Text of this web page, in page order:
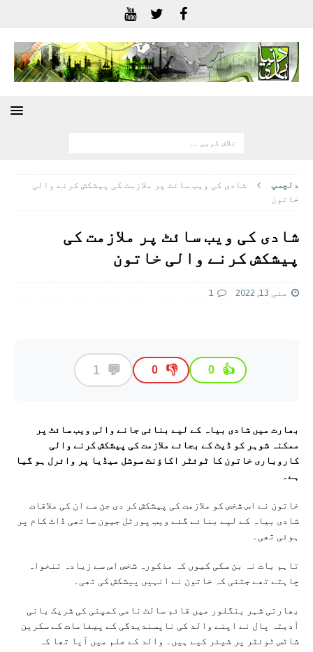
دلچسپ
شادی کی ویب سائٹ پر ملازمت کی پیشکش کرنے والی
خاتون
شادی کی ویب سائٹ پر ملازمت کی
پیشکش کرنے والی خاتون
مئی 13, 2022 1
👍
0
👎
0
💬
1
بھارت میں شادی بیاہ کے لیے بنائی جانے والی ویب سائٹ پر
ممکنہ شوہر کو ڈیٹ کے بجائے ملازمت کی پیشکش کرنے والی
کاروباری خاتون کا ٹوئٹر اکاؤنٹ سوشل میڈیا پر وائرل ہو گیا
ہے۔
خاتون نے اس شخص کو ملازمت کی پیشکش کر دی جن سے ان کی ملاقات
شادی بیاہ کے لیے بنائے گئے ویب پورٹل جیون ساتھی ڈاٹ کام پر
ہوئی تھی۔
تاہم بات نہ بن سکی کیوں کہ مذکورہ شخص اس سے زیادہ تنخواہ
چاہتے تھے جتنی کہ خاتون نے انہیں پیشکش کی تھی۔
بھارتی شہر بنگلور میں قائم سالٹ نامی کمپنی کی شریک بانی
آدیتہ پال نے اپنے والد کی ناپسندیدگی کے پیغامات کے سکرین
شاٹس ٹوئٹر پر شیئر کیے ہیں۔ والد کے علم میں آیا تھا کہ